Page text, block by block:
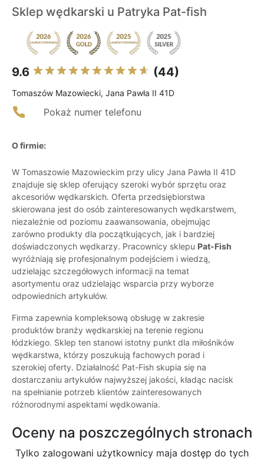
Sklep wędkarski u Patryka Pat-fish
9.6 (44)
Tomaszów Mazowiecki, Jana Pawła II 41D
Pokaż numer telefonu
O firmie:
W Tomaszowie Mazowieckim przy ulicy Jana Pawła II 41D
znajduje się sklep oferujący szeroki wybór sprzętu oraz
akcesoriów wędkarskich. Oferta przedsiębiorstwa
skierowana jest do osób zainteresowanych wędkarstwem,
niezależnie od poziomu zaawansowania, obejmując
zarówno produkty dla początkujących, jak i bardziej
doświadczonych wędkarzy. Pracownicy sklepu Pat-Fish
wyróżniają się profesjonalnym podejściem i wiedzą,
udzielając szczegółowych informacji na temat
asortymentu oraz udzielając wsparcia przy wyborze
odpowiednich artykułów.
Firma zapewnia kompleksową obsługę w zakresie
produktów branży wędkarskiej na terenie regionu
łódzkiego. Sklep ten stanowi istotny punkt dla miłośników
wędkarstwa, którzy poszukują fachowych porad i
szerokiej oferty. Działalność Pat-Fish skupia się na
dostarczaniu artykułów najwyższej jakości, kładąc nacisk
na spełnianie potrzeb klientów zainteresowanych
różnorodnymi aspektami wędkowania.
Oceny na poszczególnych stronach
Tylko zalogowani użytkownicy maja dostęp do tych